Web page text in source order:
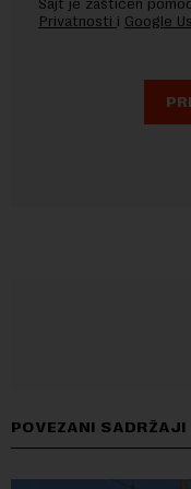
Privatnosti i Google
POVEZANI SADRŽAJI